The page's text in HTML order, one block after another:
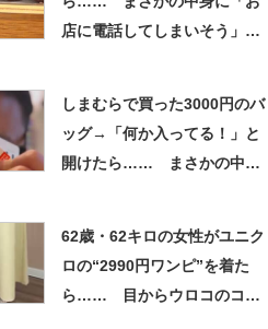
店に電話してしまいそう」
しまむらで買った3000円のバ
ッグ→「何か入ってる！」と
開けたら…… まさかの中身
62歳・62キロの女性がユニク
ロの“2990円ワンピ”を着た
ら…… 目からウロコのコー